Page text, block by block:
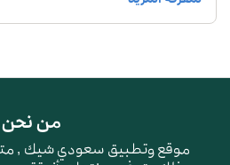
من نحن
موقع وتطبيق سعودي شيك ,